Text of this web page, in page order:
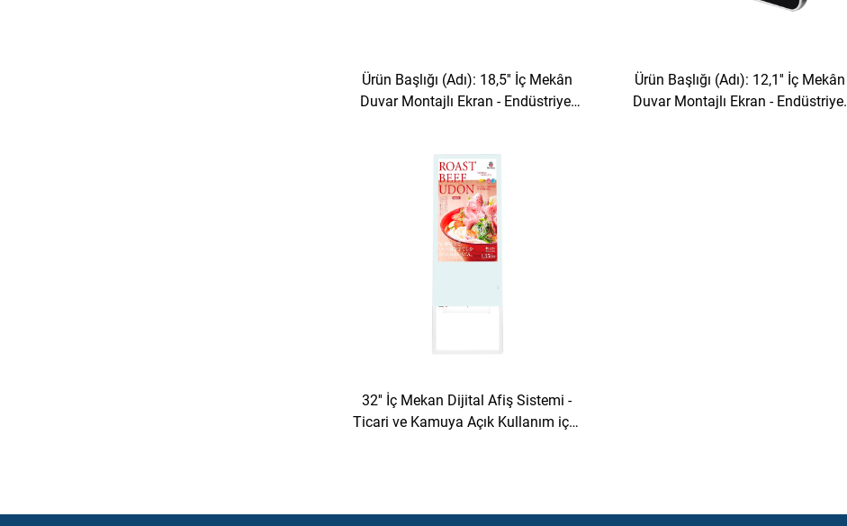
Ürün Başlığı (Adı): 18,5'' İç Mekân
Duvar Montajlı Ekran - Endüstriyel
Ürün Başlığı (Adı): 12,1'' İç Mekân
Duvar Montajlı Ekran - Endüstriyel
32'' İç Mekan Dijital Afiş Sistemi -
Ticari ve Kamuya Açık Kullanım için